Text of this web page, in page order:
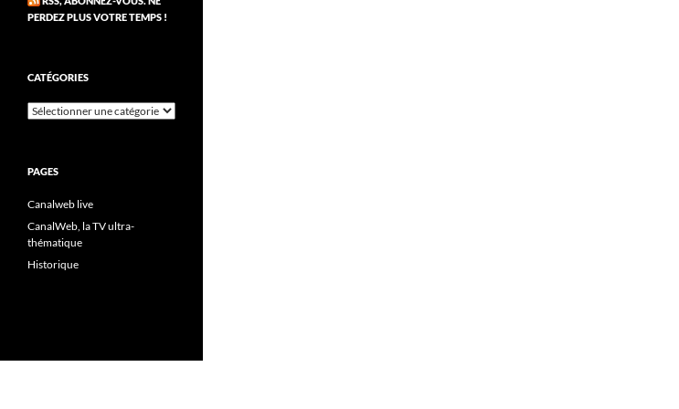
PERDEZ PLUS VOTRE TEMPS !
CATÉGORIES
Catégories
PAGES
Canalweb live
CanalWeb, la TV ultra-
thématique
Historique